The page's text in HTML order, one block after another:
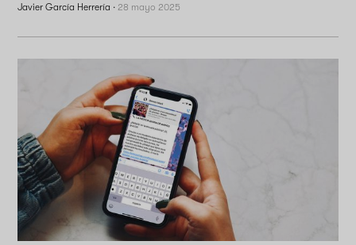
Javier García Herrería ·28 mayo 2025